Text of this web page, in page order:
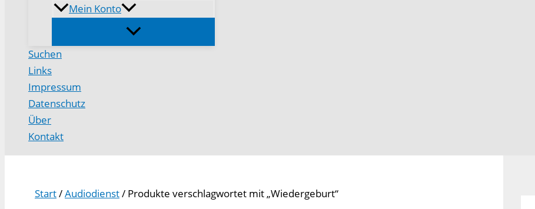
Mein Konto
Suchen
Links
Impressum
Datenschutz
Über
Kontakt
Start/Audiodienst/ Produkte verschlagwortet mit „Wiedergeburt“